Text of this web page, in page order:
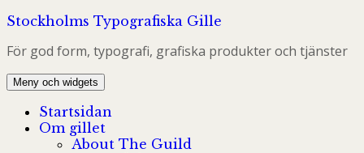
Hoppa
innehåll
Stockholms Typografiska Gille
För god form, typografi, grafiska produkter och tjänster
Meny och widgets
Startsidan
Om gillet
About The Guild